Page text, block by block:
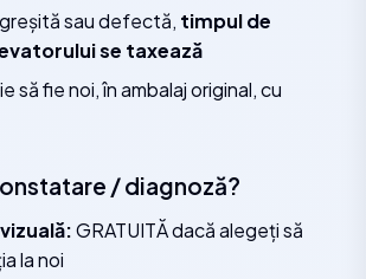
sau defectă, timpul de
se taxează
să fie noi, în ambalaj original, cu
/ diagnoză?
GRATUITĂ dacă alegeți să
la noi